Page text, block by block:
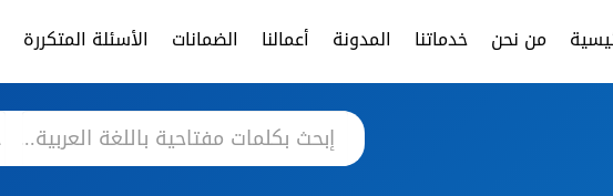
من نحن خدماتنا المدونة أعمالنا الضمانات الأسئلة المتكررة